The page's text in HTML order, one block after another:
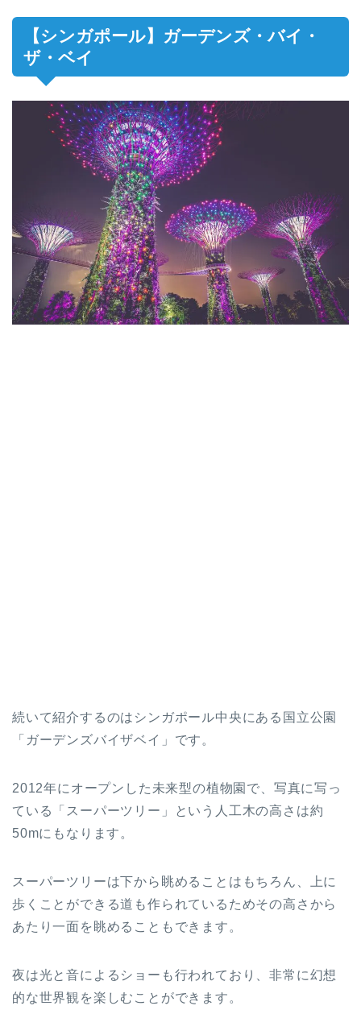
【シンガポール】ガーデンズ・バイ・
ザ・ベイ
続いて紹介するのはシンガポール中央にある国立公園
「ガーデンズバイザベイ」です。
2012年にオープンした未来型の植物園で、写真に写っ
ている「スーパーツリー」という人工木の高さは約
50mにもなります。
スーパーツリーは下から眺めることはもちろん、上に
歩くことができる道も作られているためその高さから
あたり一面を眺めることもできます。
夜は光と音によるショーも行われており、非常に幻想
的な世界観を楽しむことができます。